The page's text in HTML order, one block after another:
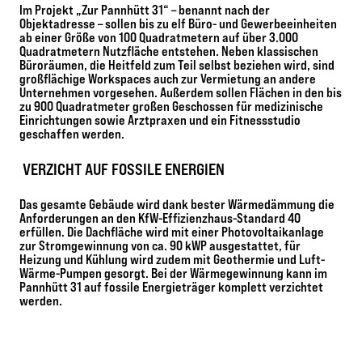
Im Projekt „Zur Pannhütt 31“ – benannt nach der
Objektadresse – sollen bis zu elf Büro- und Gewerbeeinheiten
ab einer Größe von 100 Quadratmetern auf über 3.000
Quadratmetern Nutzfläche entstehen. Neben klassischen
Büroräumen, die Heitfeld zum Teil selbst beziehen wird, sind
großflächige Workspaces auch zur Vermietung an andere
Unternehmen vorgesehen. Außerdem sollen Flächen in den bis
zu 900 Quadratmeter großen Geschossen für medizinische
Einrichtungen sowie Arztpraxen und ein Fitnessstudio
geschaffen werden.
VERZICHT AUF FOSSILE ENERGIEN
Das gesamte Gebäude wird dank bester Wärmedämmung die
Anforderungen an den KfW-Effizienzhaus-Standard 40
erfüllen. Die Dachfläche wird mit einer Photovoltaikanlage
zur Stromgewinnung von ca. 90 kWP ausgestattet, für
Heizung und Kühlung wird zudem mit Geothermie und Luft-
Wärme-Pumpen gesorgt. Bei der Wärmegewinnung kann im
Pannhütt 31 auf fossile Energieträger komplett verzichtet
werden.